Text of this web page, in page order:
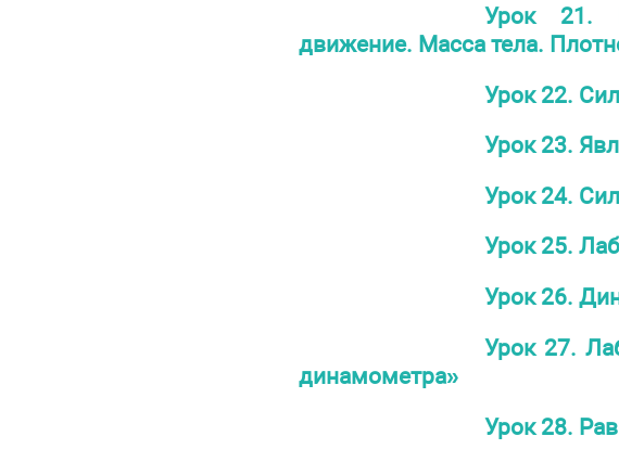
Урок 21.
движение. Масса тела.
Урок 22.
Урок 23.
Урок 24.
Урок 25.
Урок 26.
Урок 27.
динамометра»
Урок 28.